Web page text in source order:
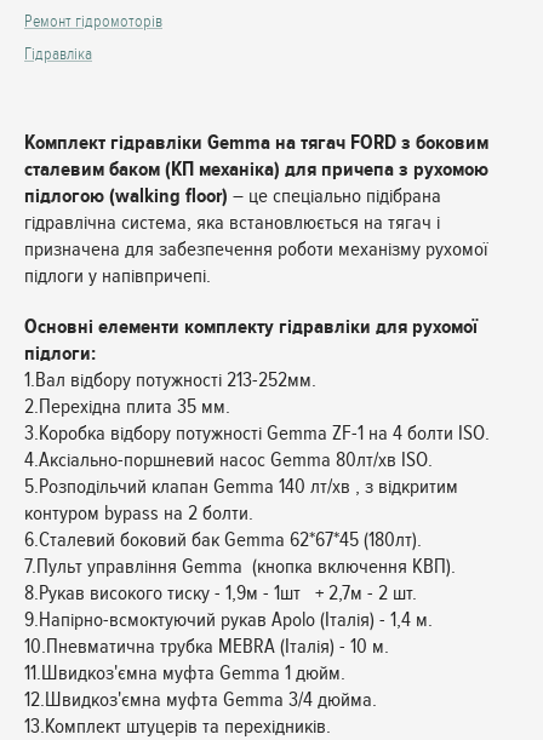
Ремонт гідромоторів
Гідравліка
Комплект гідравліки Gemma на тягач FORD з боковим
сталевим баком (КП механіка) для причепа з рухомою
підлогою (walking floor) – це спеціально підібрана
гідравлічна система, яка встановлюється на тягач і
призначена для забезпечення роботи механізму рухомої
підлоги у напівпричепі.
Основні елементи комплекту гідравліки для рухомої
підлоги:
1.Вал відбору потужності 213-252мм.
2.Перехідна плита 35 мм.
3.Коробка відбору потужності Gemma ZF-1 на 4 болти ISO.
4.Аксіально-поршневий насос Gemma 80лт/хв ISO.
5.Розподільчий клапан Gemma 140 лт/хв , з відкритим
контуром bypass на 2 болти.
6.Сталевий боковий бак Gemma 62*67*45 (180лт).
7.Пульт управління Gemma (кнопка включення КВП).
8.Рукав високого тиску - 1,9м - 1шт + 2,7м - 2 шт.
9.Напірно-всмоктуючий рукав Apolo (Італія) - 1,4 м.
10.Пневматична трубка MEBRA (Італія) - 10 м.
11.Швидкоз'ємна муфта Gemma 1 дюйм.
12.Швидкоз'ємна муфта Gemma 3/4 дюйма.
13.Комплект штуцерів та перехідників.